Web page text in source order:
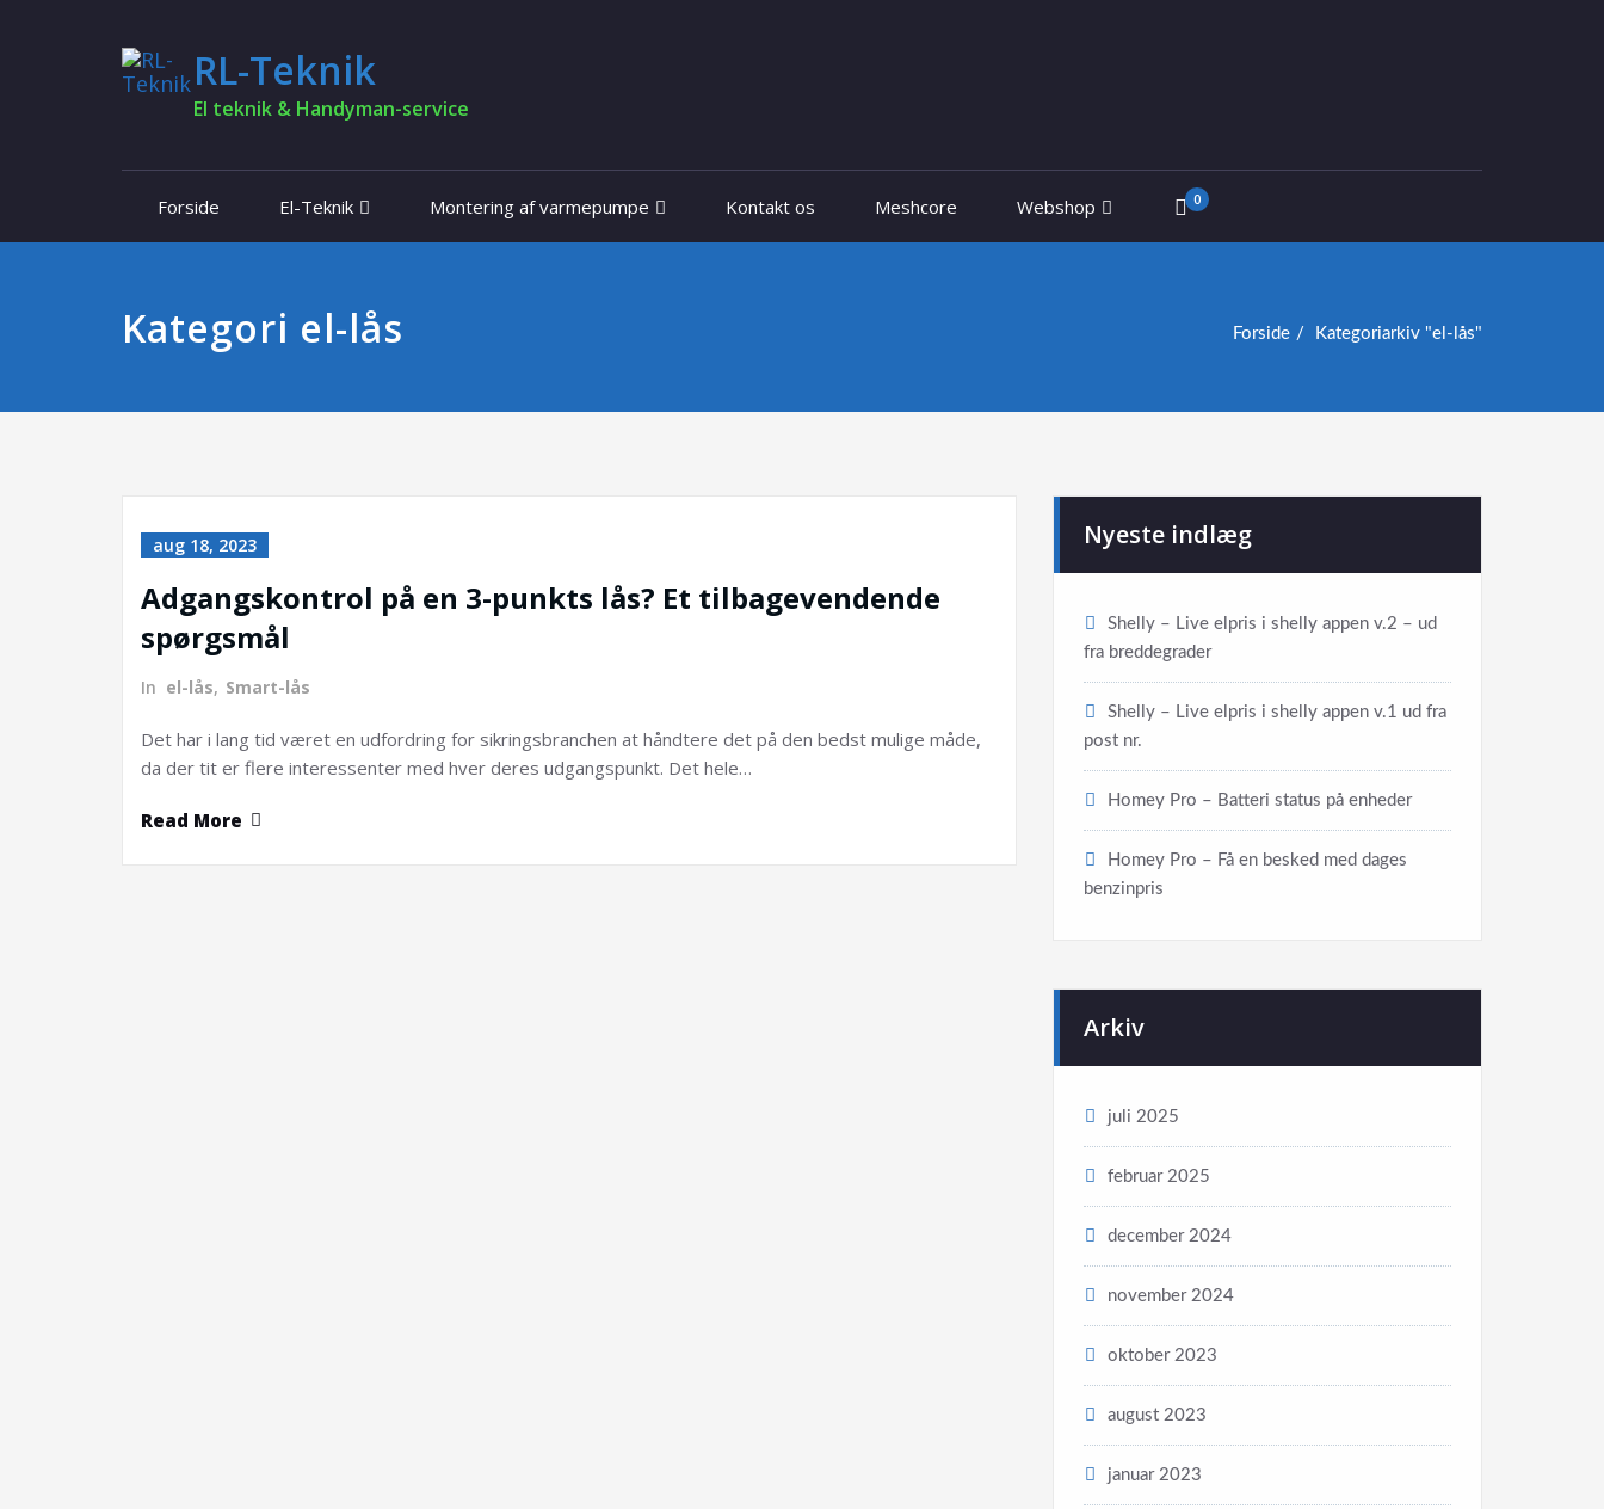
RL-Teknik
El teknik & Handyman-service
Forside El-Teknik Montering af varmepumpe Kontakt os Meshcore Webshop 0
Kategori el-lås Forside Kategoriarkiv "el-lås"
aug 18, 2023
Adgangskontrol på en 3-punkts lås? Et tilbagevendende
spørgsmål
In el-lås, Smart-lås
Det har i lang tid været en udfordring for sikringsbranchen at håndtere det på den bedst mulige måde,
da der tit er flere interessenter med hver deres udgangspunkt. Det hele…
Read More
Nyeste indlæg
Shelly – Live elpris i shelly appen v.2 – ud
fra breddegrader
Shelly – Live elpris i shelly appen v.1 ud fra
post nr.
Homey Pro – Batteri status på enheder
Homey Pro – Få en besked med dages
benzinpris
Arkiv
juli 2025
februar 2025
december 2024
november 2024
oktober 2023
august 2023
januar 2023